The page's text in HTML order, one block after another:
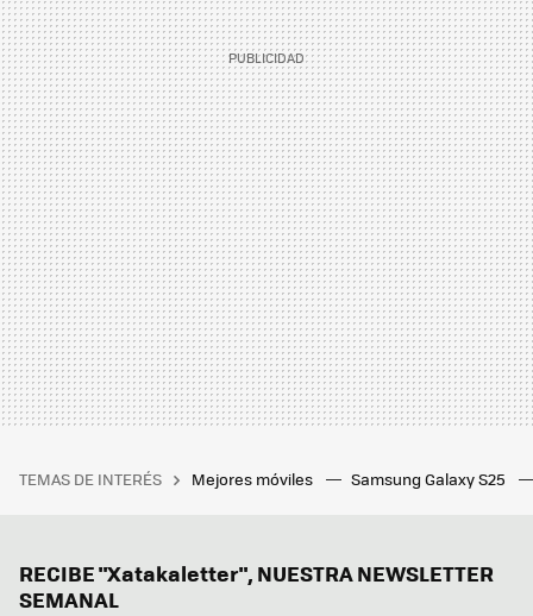
TEMAS DE INTERÉS Mejores móviles Samsung Galaxy S25
RECIBE "Xatakaletter", NUESTRA NEWSLETTER
SEMANAL